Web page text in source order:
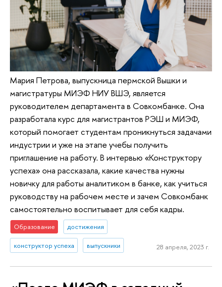
Мария Петрова, выпускница пермской Вышки и
магистратуры МИЭФ НИУ ВШЭ, является
руководителем департамента в Совкомбанке. Она
разработала курс для магистрантов РЭШ и МИЭФ,
который помогает студентам проникнуться задачами
индустрии и уже на этапе учебы получить
приглашение на работу. В интервью «Конструктору
успеха» она рассказала, какие качества нужны
новичку для работы аналитиком в банке, как учиться
руководству на рабочем месте и зачем Совкомбанк
самостоятельно воспитывает для себя кадры.
Образование достижения
конструктор успеха выпускники 28 апреля, 2023 г.